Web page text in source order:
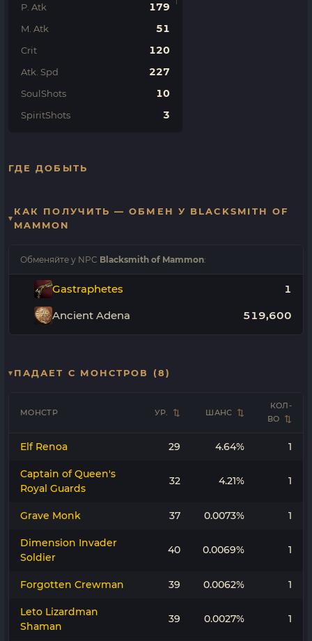
P. Atk 179
M. Atk 51
Crit 120
Atk. Spd 227
SoulShots 10
SpiritShots 3
ГДЕ ДОБЫТЬ
КАК ПОЛУЧИТЬ — ОБМЕН У BLACKSMITH OF
MAMMON
Обменяйте у NPC Blacksmith of Mammon:
Gastraphetes 1
Ancient Adena 519,600
ПАДАЕТ С МОНСТРОВ (8)
МОНСТР УР. ШАНС
КОЛ-
ВО
Elf Renoa 29 4.64% 1
Captain of Queen's
Royal Guards
32 4.21% 1
Grave Monk 37 0.0073% 1
Dimension Invader
Soldier
40 0.0069% 1
Forgotten Crewman 39 0.0062% 1
Leto Lizardman
Shaman
39 0.0027% 1